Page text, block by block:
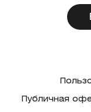
Публичная